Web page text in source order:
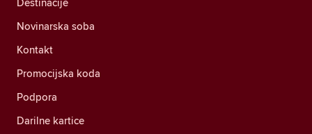
Novinarska soba
Kontakt
Promocijska koda
Podpora
Darilne kartice